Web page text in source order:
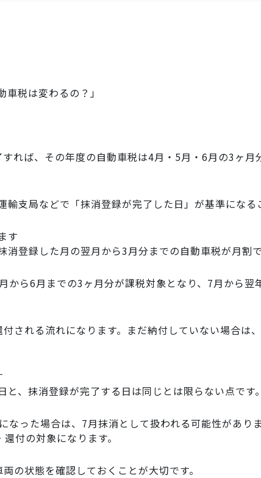
税は変わるの？」
れば、その年度の自動車税は4月・5月・6月の3ヶ月
支局などで「抹消登録が完了した日」が基準になる
す
登録した月の翌月から3月分までの自動車税が月割
ら6月までの3ヶ月分が課税対象となり、7月から翌
される流れになります。まだ納付していない場合は
、抹消登録が完了する日は同じとは限らない点です。
った場合は、7月抹消として扱われる可能性があり
付の対象になります。
の状態を確認しておくことが大切です。